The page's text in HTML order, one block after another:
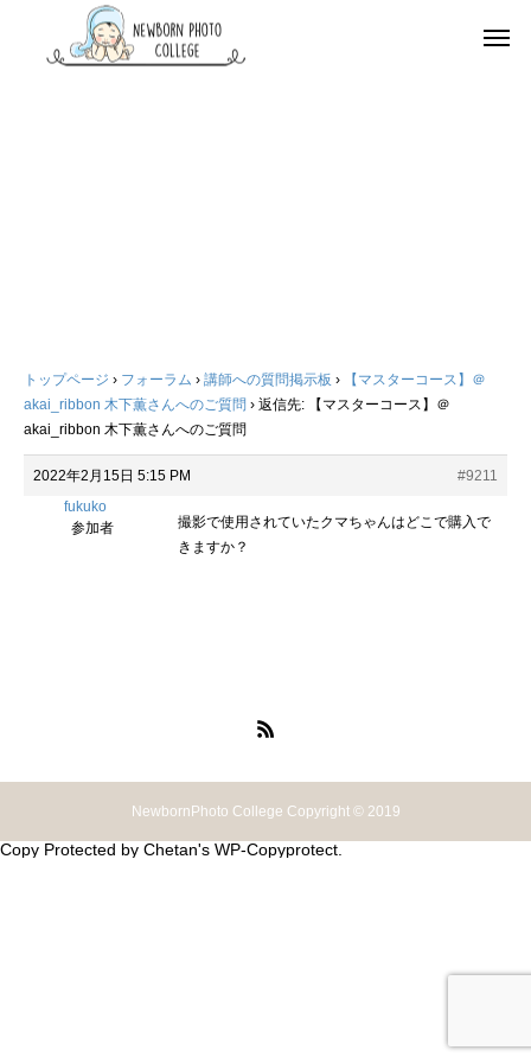
トップページ › フォーラム › 講師への質問掲示板 ›
【マスターコース】＠
akai_ribbon 木下薫さんへのご質問 › 返信先: 【マスターコース】＠
akai_ribbon 木下薫さんへのご質問
2022年2月15日 5:15 PM
#9211
fukuko
参加者
撮影で使用されていたクマちゃんはどこで購入で
きますか？
NewbornPhoto College Copyright © 2019
Copy Protected by Chetan's WP-Copyprotect